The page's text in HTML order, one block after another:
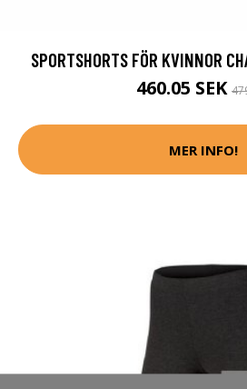
SPORTSHORTS FÖR KVINNOR
460.05 SEK
MER INFO!